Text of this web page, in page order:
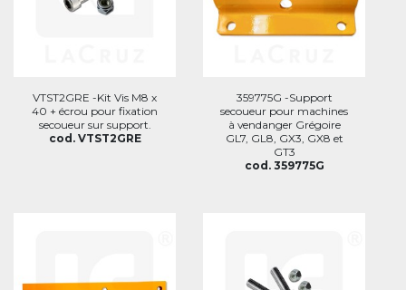
VTST2GRE -Kit Vis M8 x
40 + écrou pour fixation
secoueur sur support.
cod. VTST2GRE
359775G -Support
secoueur pour machines
à vendanger Grégoire
GL7, GL8, GX3, GX8 et
GT3
cod. 359775G